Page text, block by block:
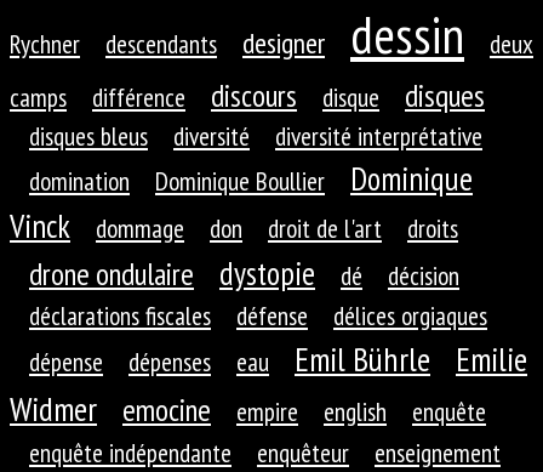
Rychner
descendants designer dessin
deux
camps
différence discours disque disques
disques bleus diversité
diversité interprétative
domination
Dominique Boullier
Dominique
Vinck
dommage don droit de l'art droits
drone ondulaire dystopie dé
décision
déclarations fiscales
défense
délices orgiaques
dépense
dépenses eau Emil Bührle
Emilie
Widmer
emocine empire english
enquête
enquête indépendante
enquêteur
enseignement